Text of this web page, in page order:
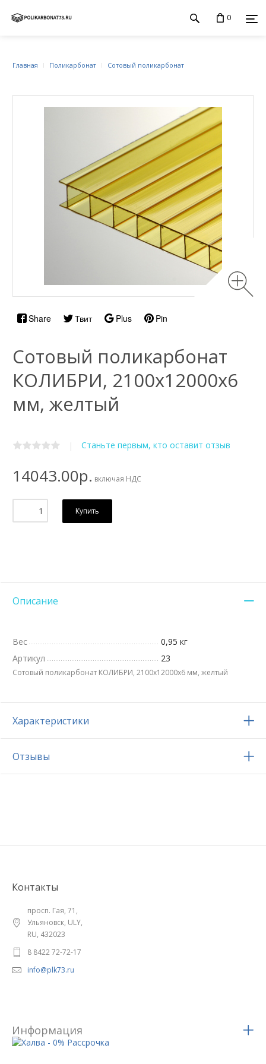
0
Share Твит Plus Pin
Главная Поликарбонат Сотовый поликарбонат
Сотовый поликарбонат
КОЛИБРИ, 2100х12000x6
мм, желтый
| Станьте первым, кто оставит отзыв
14043.00р. включая НДС
Купить
Описание
Вес
0,95 кг
Артикул
23
Сотовый поликарбонат КОЛИБРИ, 2100х12000x6 мм, желтый
Характеристики
Отзывы
Контакты
просп. Гая, 71,
Ульяновск, ULY,
RU, 432023
8 8422 72-72-17
info@plk73.ru
Информация